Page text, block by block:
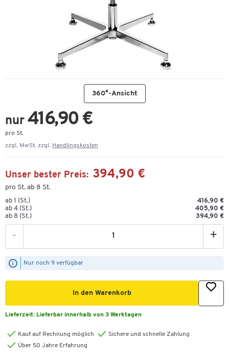
360°-Ansicht
nur 416,90 €
pro St.
zzgl. MwSt. zzgl. Handlingskosten
Unser bester Preis: 394,90 €
pro St. ab 8 St.
ab 1 (St.)
416,90 €
ab 4 (St.)
405,90 €
ab 8 (St.)
394,90 €
- +
Nur noch 9 verfügbar
In den Warenkorb
Lieferzeit: Lieferbar innerhalb von 3 Werktagen
Kauf auf Rechnung möglich
Sichere und schnelle Zahlung
Über 50 Jahre Erfahrung